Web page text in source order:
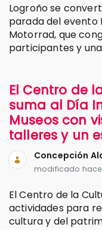
Logroño se
parada del evento
Motorrad, que
participantes y
El Centro de
suma al Día
Museos con
talleres y un
Concepción
modificado
El Centro de la
actividades para
cultura y del